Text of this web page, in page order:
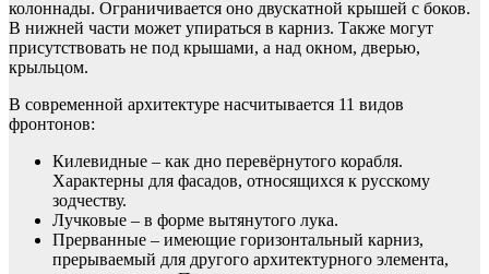
колоннады. Ограничивается оно двускатной крышей с боков.
В нижней части может упираться в карниз. Также могут
присутствовать не под крышами, а над окном, дверью,
крыльцом.
В современной архитектуре насчитывается 11 видов
фронтонов:
Килевидные – как дно перевёрнутого корабля.
Характерны для фасадов, относящихся к русскому
зодчеству.
Лучковые – в форме вытянутого лука.
Прерванные – имеющие горизонтальный карниз,
прерываемый для другого архитектурного элемента,